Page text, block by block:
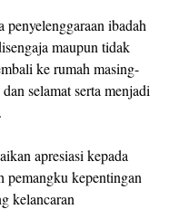
ibadah
maupun tidak
ke rumah masing-
selamat serta menjadi
apresiasi kepada
pemangku kepentingan
kelancaran